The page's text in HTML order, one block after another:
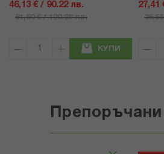
46,13 € / 90.22 лв.
61,50 € / 120.28 лв.
КУПИ
27,41